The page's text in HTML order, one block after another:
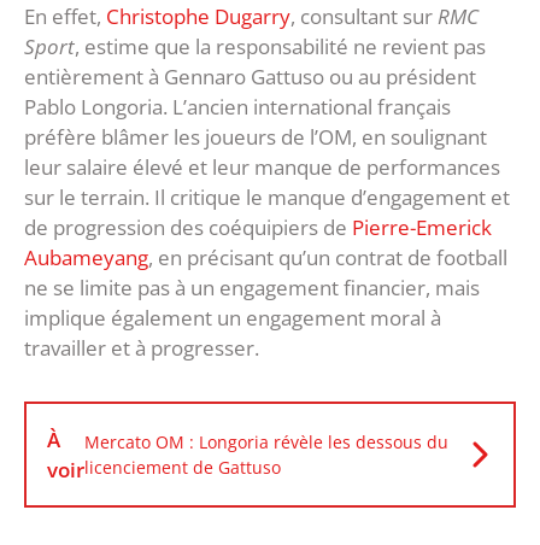
En effet, Christophe Dugarry, consultant sur RMC
Sport, estime que la responsabilité ne revient pas
entièrement à Gennaro Gattuso ou au président
Pablo Longoria. L’ancien international français
préfère blâmer les joueurs de l’OM, en soulignant
leur salaire élevé et leur manque de performances
sur le terrain. Il critique le manque d’engagement et
de progression des coéquipiers de Pierre-Emerick
Aubameyang, en précisant qu’un contrat de football
ne se limite pas à un engagement financier, mais
implique également un engagement moral à
travailler et à progresser.
À
voir
Mercato OM : Longoria révèle les dessous du
licenciement de Gattuso